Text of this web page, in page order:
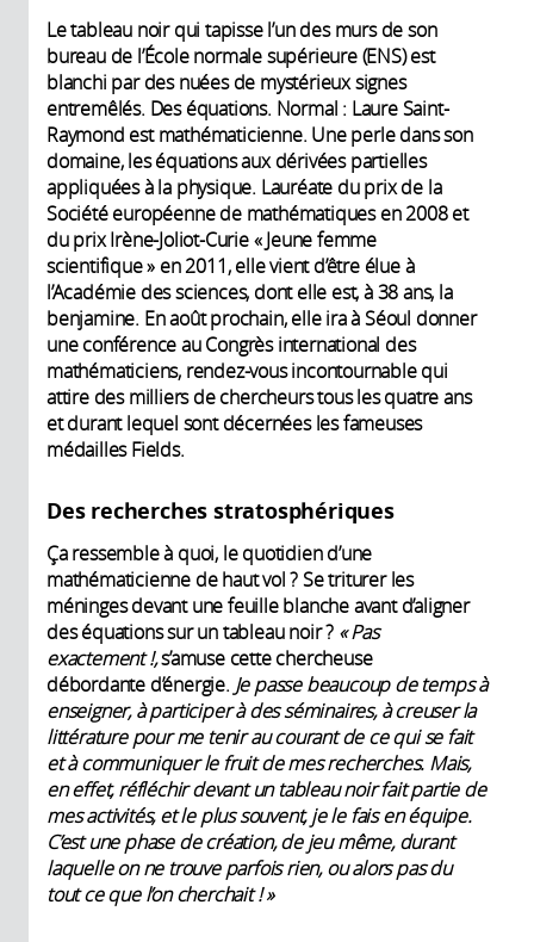
Le tableau noir qui tapisse l’un des murs de son
bureau de l’École normale supérieure (ENS) est
blanchi par des nuées de mystérieux signes
entremêlés. Des équations. Normal : Laure Saint-
Raymond est mathématicienne. Une perle dans son
domaine, les équations aux dérivées partielles
appliquées à la physique. Lauréate du prix de la
Société européenne de mathématiques en 2008 et
du prix Irène-Joliot-Curie « Jeune femme
scientifique » en 2011, elle vient d’être élue à
l’Académie des sciences, dont elle est, à 38 ans, la
benjamine. En août prochain, elle ira à Séoul donner
une conférence au Congrès international des
mathématiciens, rendez-vous incontournable qui
attire des milliers de chercheurs tous les quatre ans
et durant lequel sont décernées les fameuses
médailles Fields.
Des recherches stratosphériques
Ça ressemble à quoi, le quotidien d’une
mathématicienne de haut vol ? Se triturer les
méninges devant une feuille blanche avant d’aligner
des équations sur un tableau noir ? « Pas
exactement !,s’amuse cette chercheuse
débordante d’énergie. Je passe beaucoup de temps à
enseigner, à participer à des séminaires, à creuser la
littérature pour me tenir au courant de ce qui se fait
et à communiquer le fruit de mes recherches. Mais,
en effet, réfléchir devant un tableau noir fait partie de
mes activités, et le plus souvent, je le fais en équipe.
C’est une phase de création, de jeu même, durant
laquelle on ne trouve parfois rien, ou alors pas du
tout ce que l’on cherchait ! »